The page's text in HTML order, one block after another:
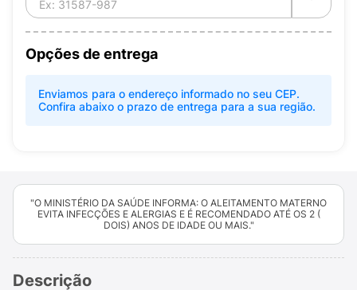
Opções de entrega
Enviamos para o endereço informado no seu CEP.
Confira abaixo o prazo de entrega para a sua região.
"O MINISTÉRIO DA SAÚDE INFORMA: O ALEITAMENTO MATERNO
EVITA INFECÇÕES E ALERGIAS E É RECOMENDADO ATÉ OS 2 (
DOIS) ANOS DE IDADE OU MAIS."
Descrição